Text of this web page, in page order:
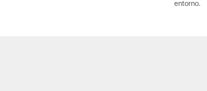
entorno.